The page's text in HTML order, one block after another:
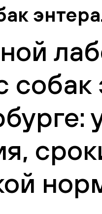
собак